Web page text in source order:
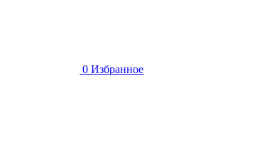
0 Избранное